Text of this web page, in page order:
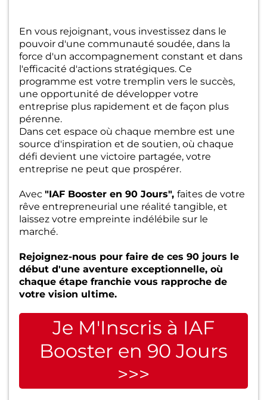
En vous rejoignant, vous investissez dans le
pouvoir d'une communauté soudée, dans la
force d'un accompagnement constant et dans
l'efficacité d'actions stratégiques. Ce
programme est votre tremplin vers le succès,
une opportunité de développer votre
entreprise plus rapidement et de façon plus
pérenne.
Dans cet espace où chaque membre est une
source d'inspiration et de soutien, où chaque
défi devient une victoire partagée, votre
entreprise ne peut que prospérer.
Avec "IAF Booster en 90 Jours", faites de votre
rêve entrepreneurial une réalité tangible, et
laissez votre empreinte indélébile sur le
marché.
Rejoignez-nous pour faire de ces 90 jours le
début d'une aventure exceptionnelle, où
chaque étape franchie vous rapproche de
votre vision ultime.
Je M'Inscris à IAF
Booster en 90 Jours
>>>